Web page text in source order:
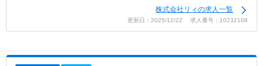
株式会社リィの求人一覧
更新日：2025/12/22 求人番号：10232108